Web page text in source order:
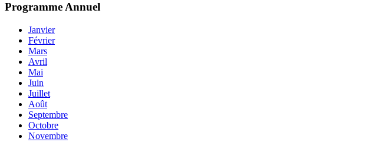
ProgrammeAnnuel
Janvier
Février
Mars
Avril
Mai
Juin
Juillet
Août
Septembre
Octobre
Novembre